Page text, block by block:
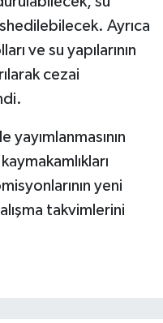
Ayrıca
ve su yapılarının
cezai
yeni
takvimlerini